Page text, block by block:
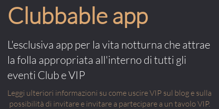
Clubbable app
L'esclusiva app per la vita notturna che attrae
la folla appropriata all'interno di tutti gli
eventi Club e VIP
Leggi ulteriori informazioni su come uscire VIP sul blog e sulla
possibilità di invitare e invitare a partecipare a un tavolo VIP.